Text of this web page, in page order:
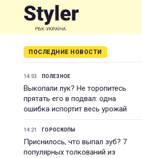
ПОСЛЕДНИЕ НОВОСТИ
14:53 ПОЛЕЗНОЕ
Выкопали лук? Не торопитесь
прятать его в подвал: одна
ошибка испортит весь урожай
14:21 ГОРОСКОПЫ
Приснилось, что выпал зуб? 7
популярных толкований из